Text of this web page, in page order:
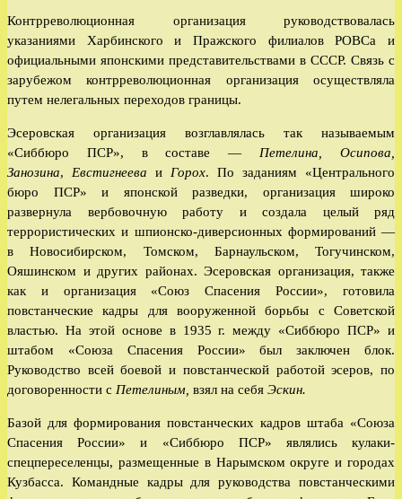
Контрреволюционная организация руководствовалась
указаниями Харбинского и Пражского филиалов РОВСа и
официальными японскими представительствами в СССР. Связь с
зарубежом контрреволюционная организация осуществляла
путем нелегальных переходов границы.
Эсеровская организация возглавлялась так называемым
«Сиббюро ПСР», в составе — Петелина, Осипова,
Занозина, Евстигнеева и Горох. По заданиям «Центрального
бюро ПСР» и японской разведки, организация широко
развернула вербовочную работу и создала целый ряд
террористических и шпионско-диверсионных формирований —
в Новосибирском, Томском, Барнаульском, Тогучинском,
Ояшинском и других районах. Эсеровская организация, также
как и организация «Союз Спасения России», готовила
повстанческие кадры для вооруженной борьбы с Советской
властью. На этой основе в 1935 г. между «Сиббюро ПСР» и
штабом «Союза Спасения России» был заключен блок.
Руководство всей боевой и повстанческой работой эсеров, по
договоренности с Петелиным, взял на себя Эскин.
Базой для формирования повстанческих кадров штаба «Союза
Спасения России» и «Сиббюро ПСР» являлись кулаки-
спецпереселенцы, размещенные в Нарымском округе и городах
Кузбасса. Командные кадры для руководства повстанческими